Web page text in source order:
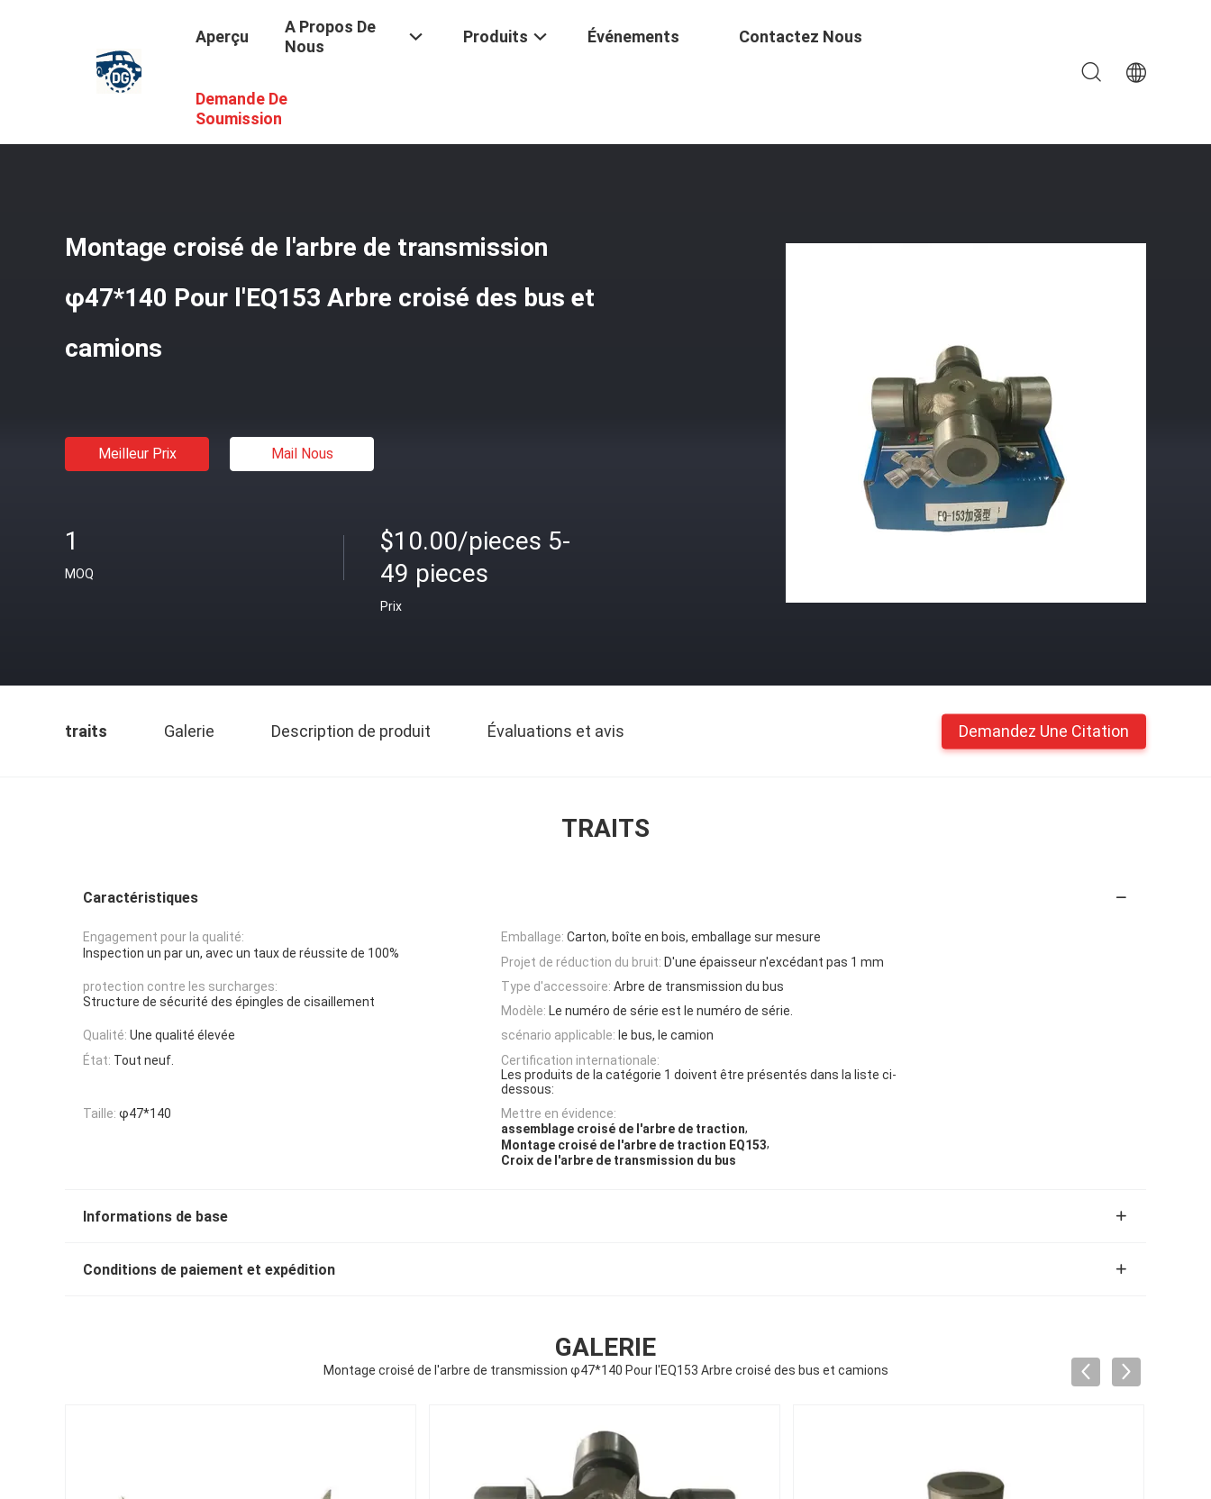
Aperçu
A Propos De
Nous
Produits Événements Contactez Nous
Demande De
Soumission
Pièces Détachées De Bus
Montage croisé de l'arbre de transmission
φ47*140 Pour l'EQ153 Arbre croisé des bus et
camions
Meilleur Prix Mail Nous
1
MOQ
$10.00/pieces 5-
49 pieces
Prix
traits Galerie Description de produit Évaluations et avis Demandez Une Citation
TRAITS
Caractéristiques
Engagement pour la qualité:
Inspection un par un, avec un taux de réussite de 100%
Emballage: Carton, boîte en bois, emballage sur mesure
Projet de réduction du bruit: D'une épaisseur n'excédant pas 1 mm
protection contre les surcharges:
Structure de sécurité des épingles de cisaillement
Type d'accessoire: Arbre de transmission du bus
Modèle: Le numéro de série est le numéro de série.
Qualité: Une qualité élevée scénario applicable: le bus, le camion
État: Tout neuf.
Certification internationale:
Les produits de la catégorie 1 doivent être présentés dans la liste ci-
dessous:
Taille: φ47*140
Mettre en évidence:
assemblage croisé de l'arbre de traction,
Montage croisé de l'arbre de traction EQ153,
Croix de l'arbre de transmission du bus
Informations de base
Conditions de paiement et expédition
GALERIE
Montage croisé de l'arbre de transmission φ47*140 Pour l'EQ153 Arbre croisé des bus et camions